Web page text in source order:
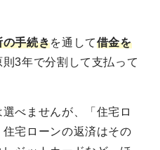
の手続きを通して借金を
3年で分割して支払って
べませんが、「住宅ロ
宅ローンの返済はその